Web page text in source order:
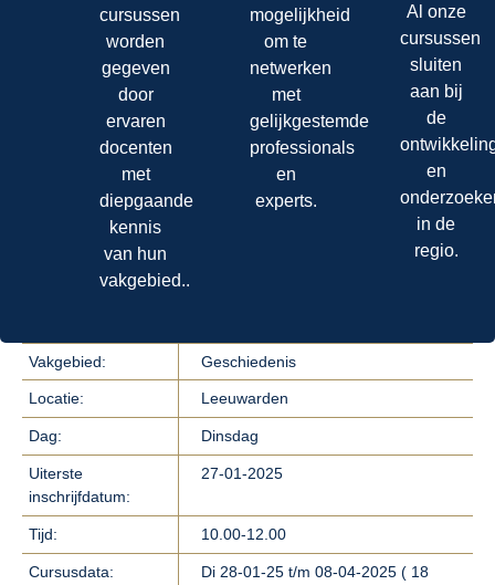
cursussen
worden
gegeven
door
ervaren
docenten
met
diepgaande
kennis
van hun
vakgebied..
mogelijkheid
om te
netwerken
met
gelijkgestemde
professionals
en
experts.
Al onze
cursussen
sluiten
aan bij
de
en
in de
regio.
Vakgebied: Geschiedenis
Locatie: Leeuwarden
Dag: Dinsdag
Uiterste
inschrijfdatum:
27-01-2025
Tijd: 10.00-12.00
Cursusdata:
Di 28-01-25 t/m 08-04-2025 ( 18